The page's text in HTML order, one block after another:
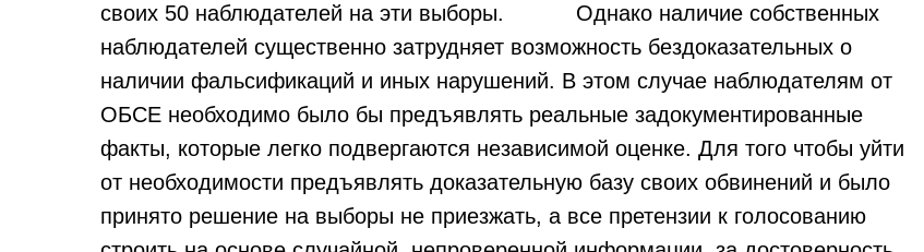
своих 50 наблюдателей на эти выборы. Однако наличие собственных
наблюдателей существенно затрудняет возможность бездоказательных о
наличии фальсификаций и иных нарушений. В этом случае наблюдателям от
ОБСЕ необходимо было бы предъявлять реальные задокументированные
факты, которые легко подвергаются независимой оценке. Для того чтобы уйти
от необходимости предъявлять доказательную базу своих обвинений и было
принято решение на выборы не приезжать, а все претензии к голосованию